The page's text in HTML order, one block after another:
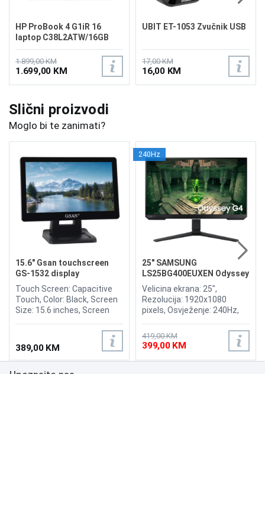
HP ProBook 4 G1iR 16
laptop C38L2ATW/16GB
1.899,00 KM
1.699,00 KM
UBIT ET-1053 Zvučnik USB
17,00 KM
16,00 KM
Slični proizvodi
Moglo bi te zanimati?
15.6" Gsan touchscreen
GS-1532 display
Touch Screen: Capacitive
Touch, Color: Black, Screen
Size: 15.6 inches, Screen
H150°/V130°, Brightness:
Resolution): 1366*768, Input
Power: 12V, 3.0A, Input
Signal: RGB Analog, Input
389,00 KM
240Hz
25" SAMSUNG
LS25BG400EUXEN Odyssey
G4 240Hz Display
Velicina ekrana: 25",
Rezolucija: 1920x1080
pixels, Osvježenje: 240Hz,
nVidia G-Sync, Osvjetljenje:
400 cd/m², Vrijeme odziva:
1ms, Priključci: 2xHDMI,
Displayport
419,00 KM
399,00 KM
Upoznajte nas